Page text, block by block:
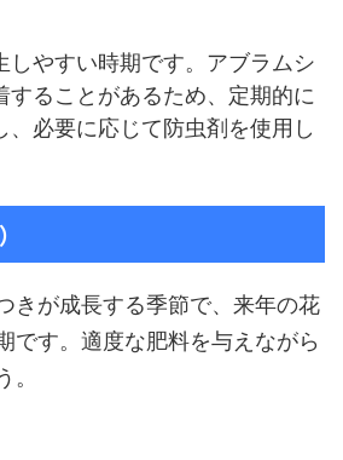
しやすい時期です。アブラムシ
することがあるため、定期的に
、必要に応じて防虫剤を使用し
きが成長する季節で、来年の花
です。適度な肥料を与えながら